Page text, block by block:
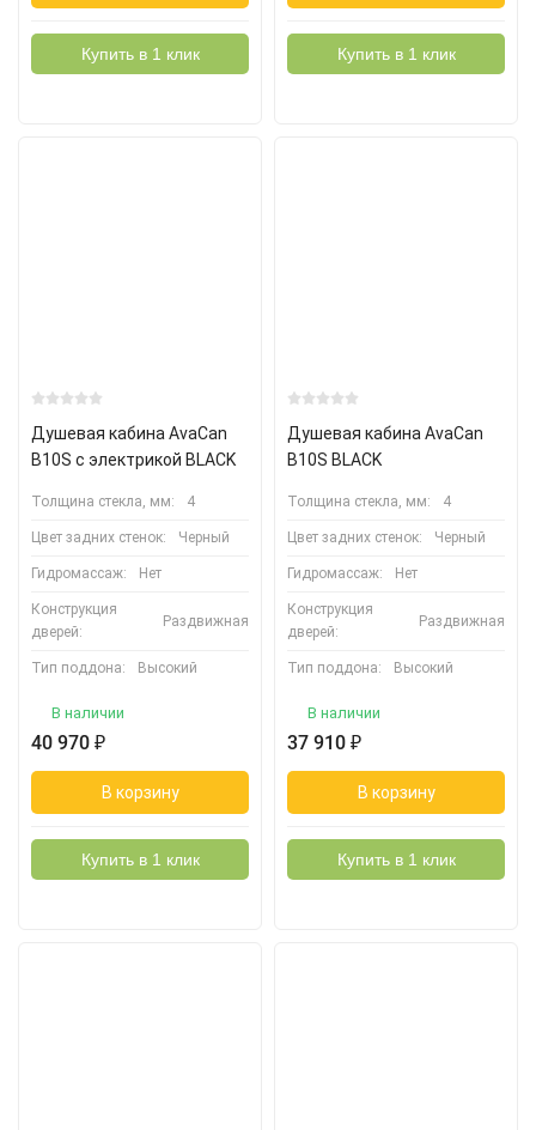
Купить в 1 клик Купить в 1 клик
Душевая кабина AvaCan
B10S c электрикой BLACK
Толщина стекла, мм: 4
Цвет задних стенок: Черный
Гидромассаж: Нет
Конструкция
дверей:
Раздвижная
Тип поддона: Высокий
В наличии
40 970 ₽
В корзину
Купить в 1 клик
Душевая кабина AvaCan
B10S BLACK
Толщина стекла, мм: 4
Цвет задних стенок: Черный
Гидромассаж: Нет
Конструкция
дверей:
Раздвижная
Тип поддона: Высокий
В наличии
37 910 ₽
В корзину
Купить в 1 клик